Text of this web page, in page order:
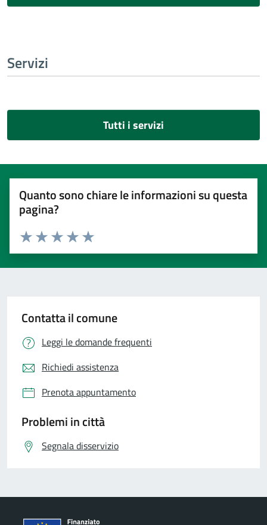
Servizi
Tutti i servizi
Quanto sono chiare le informazioni su questa
pagina?
Valuta 5 stelle su 5
Valuta 4 stelle su 5
Valuta 3 stelle su 5
Valuta 2 stelle su 5
Valuta 1 stelle su 5
Contatta il comune
Leggi le domande frequenti
Richiedi assistenza
Prenota appuntamento
Problemi in città
Segnala disservizio